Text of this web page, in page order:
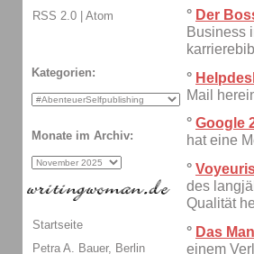
° Der
Business
°
Mail
° Google
hat eine
°
des
Qualität
° Das
einem
RSS 2.0 | Atom
Kategorien:
Monate im Archiv:
Startseite
Petra A. Bauer, Berlin